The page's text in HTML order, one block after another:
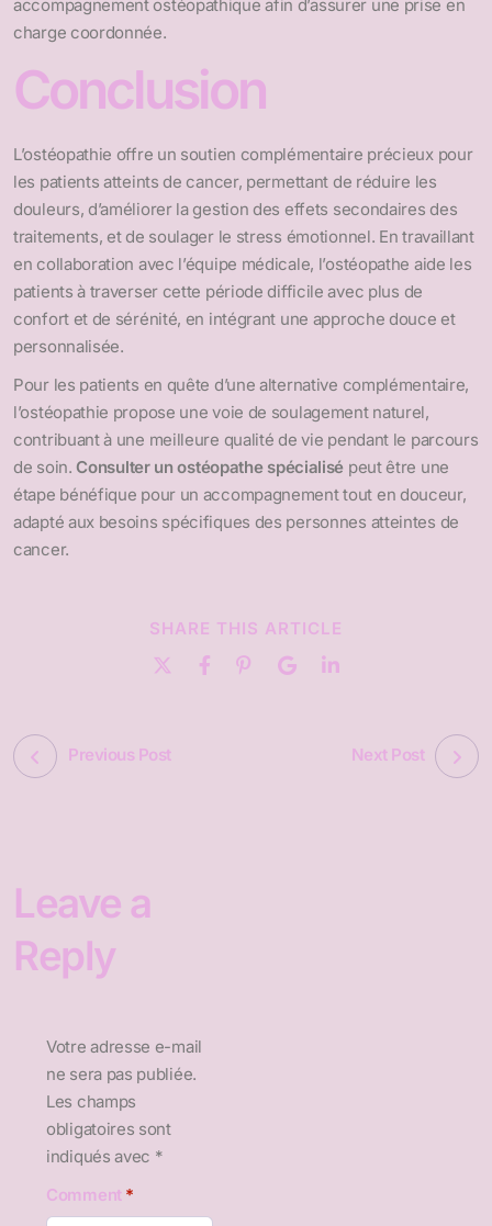
accompagnement ostéopathique afin d’assurer une prise en
charge coordonnée.
Conclusion
L’ostéopathie offre un soutien complémentaire précieux pour
les patients atteints de cancer, permettant de réduire les
douleurs, d’améliorer la gestion des effets secondaires des
traitements, et de soulager le stress émotionnel. En travaillant
en collaboration avec l’équipe médicale, l’ostéopathe aide les
patients à traverser cette période difficile avec plus de
confort et de sérénité, en intégrant une approche douce et
personnalisée.
Pour les patients en quête d’une alternative complémentaire,
l’ostéopathie propose une voie de soulagement naturel,
contribuant à une meilleure qualité de vie pendant le parcours
de soin.Consulter un ostéopathe spécialisé peut être une
étape bénéfique pour un accompagnement tout en douceur,
adapté aux besoins spécifiques des personnes atteintes de
cancer.
SHARE THIS ARTICLE
Previous Post Next Post
Leave a
Reply
Votre adresse e-mail
ne sera pas publiée.
Les champs
obligatoires sont
indiqués avec *
Comment *